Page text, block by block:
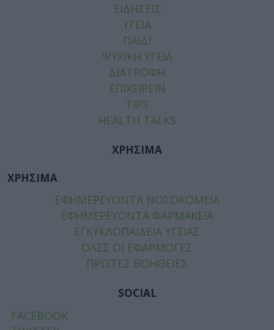
ΕΙΔΗΣΕΙΣ
ΥΓΕΙΑ
ΠΑΙΔΙ
ΨΥΧΙΚΗ ΥΓΕΙΑ
ΔΙΑΤΡΟΦΗ
ΕΠΙΧΕΙΡΕΙΝ
TIPS
HEALTH TALKS
ΧΡΗΣΙΜΑ
ΧΡΗΣΙΜΑ
ΕΦΗΜΕΡΕΥΟΝΤΑ ΝΟΣΟΚΟΜΕΙΑ
ΕΦΗΜΕΡΕΥΟΝΤΑ ΦΑΡΜΑΚΕΙΑ
ΕΓΚΥΚΛΟΠΑΙΔΕΙΑ ΥΓΕΙΑΣ
ΟΛΕΣ ΟΙ ΕΦΑΡΜΟΓΕΣ
ΠΡΩΤΕΣ ΒΟΗΘΕΙΕΣ
SOCIAL
FACEBOOK